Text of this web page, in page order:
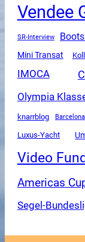
Vendee
SR-Interview
Mini Transat
IMOCA
Olympia
knarrblog
Luxus-Yacht
Video
Americas
Segel-